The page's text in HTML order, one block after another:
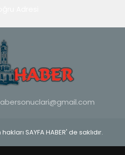
SAYFA HABER' de saklıdır.